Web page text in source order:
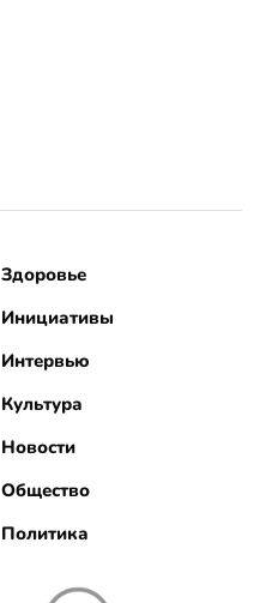
Здоровье
Инициативы
Интервью
Культура
Новости
Общество
Политика